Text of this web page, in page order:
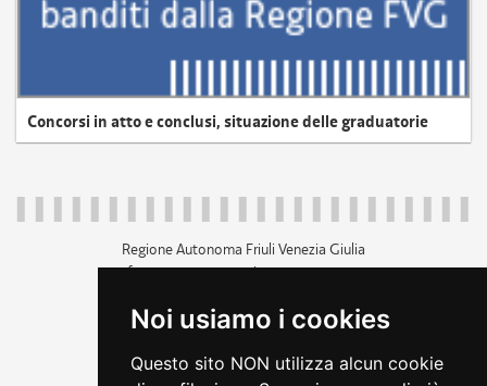
Noi usiamo i cookies
Questo sito NON utilizza alcun cookie
Concorsi in atto e conclusi, situazione delle graduatorie
Regione Autonoma Friuli Venezia Giulia
c.f. 80014930327; p.iva 00526040324
+39 040 3771111